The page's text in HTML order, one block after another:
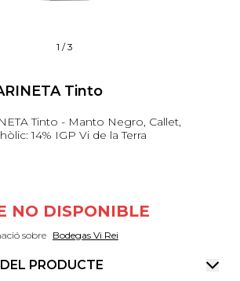
1 /3
Tinto
Tinto - Manto Negro, Callet,
14% IGP Vi de la Terra
NO DISPONIBLE
sobre Bodegas Vi Rei
PRODUCTE